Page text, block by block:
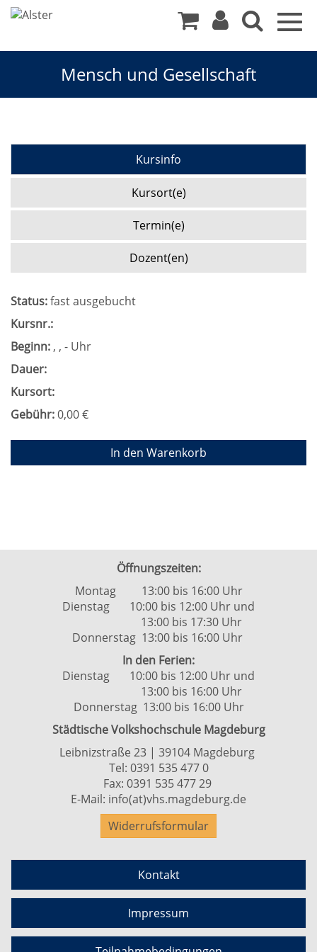
Mensch und Gesellschaft
Kursinfo
Kursort(e)
Termin(e)
Dozent(en)
Status:fast ausgebucht
Kursnr.:
Beginn: , , - Uhr
Dauer:
Kursort:
Gebühr:0,00 €
In den Warenkorb
Öffnungszeiten:
Montag 13:00 bis 16:00 Uhr
Dienstag 10:00 bis 12:00 Uhr und
13:00 bis 17:30 Uhr
Donnerstag 13:00 bis 16:00 Uhr
In den Ferien:
Dienstag 10:00 bis 12:00 Uhr und
13:00 bis 16:00 Uhr
Donnerstag 13:00 bis 16:00 Uhr
Städtische Volkshochschule Magdeburg
Leibnizstraße 23 | 39104 Magdeburg
Tel: 0391 535 477 0
Fax: 0391 535 477 29
E-Mail: info(at)vhs.magdeburg.de
Widerrufsformular
Kontakt
Impressum